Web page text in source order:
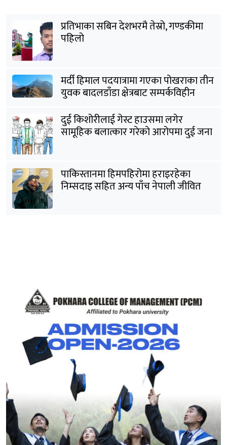
प्रतिभाका सबिन देशभरमै तेस्रो, गण्डकीमा
पहिलो
मर्दी हिमाल पदयात्रामा गएका पोखराका तीन
युवक बादलडाँडा क्षेत्रबाट सम्पर्कविहीन
दुई किशोरीलाई गेस्ट हाउसमा लगेर
सामूहिक बलात्कार गरेको आरोपमा दुई जना
पाकिस्तानमा हिमपहिरोमा हराइरहेका
निम्सदाइ सहित अन्य पाँच नेपाली जीवित